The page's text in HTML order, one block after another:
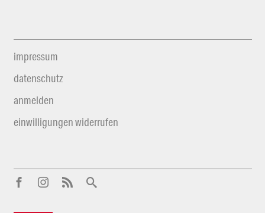
impressum
datenschutz
anmelden
einwilligungen widerrufen